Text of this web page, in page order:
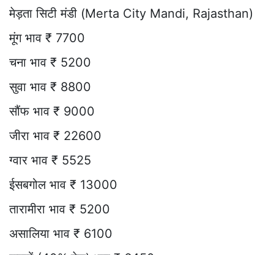
मेड़ता सिटी मंडी (Merta City Mandi, Rajasthan)
मूंग भाव ₹ 7700
चना भाव ₹ 5200
सुवा भाव ₹ 8800
सौंफ भाव ₹ 9000
जीरा भाव ₹ 22600
ग्वार भाव ₹ 5525
ईसबगोल भाव ₹ 13000
तारामीरा भाव ₹ 5200
असालिया भाव ₹ 6100